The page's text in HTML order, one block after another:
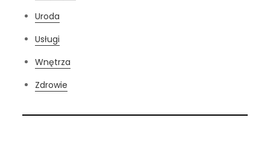
Uroda
Usługi
Wnętrza
Zdrowie